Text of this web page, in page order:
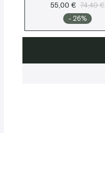
- 26%
55,00 € 74,40 €